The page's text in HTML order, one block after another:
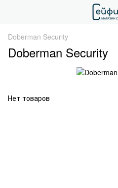
Doberman Security
Doberman Security
Нет товаров